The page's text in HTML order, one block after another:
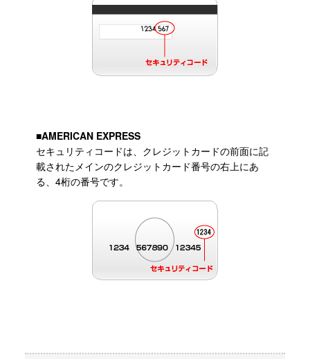
■AMERICAN EXPRESS
セキュリティコードは、クレジットカードの前面に記
載されたメインのクレジットカード番号の右上にあ
る、4桁の番号です。